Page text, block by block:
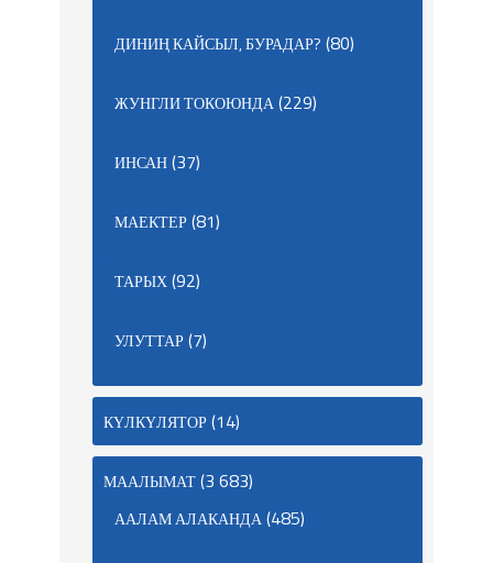
ДИНИҢ КАЙСЫЛ, БУРАДАР? (80)
ЖУНГЛИ ТОКОЮНДА(229)
ИНСАН(37)
МАЕКТЕР(81)
ТАРЫХ(92)
УЛУТТАР(7)
КҮЛКҮЛЯТОР(14)
МААЛЫМАТ(3 683)
ААЛАМ АЛАКАНДА(485)